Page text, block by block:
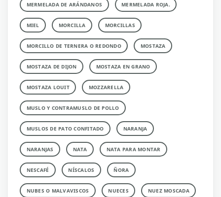
MERMELADA DE ARÁNDANOS MERMELADA ROJA.
MIEL MORCILLA MORCILLAS
MORCILLO DE TERNERA O REDONDO MOSTAZA
MOSTAZA DE DIJON MOSTAZA EN GRANO
MOSTAZA LOUIT MOZZARELLA
MUSLO Y CONTRAMUSLO DE POLLO
MUSLOS DE PATO CONFITADO NARANJA
NARANJAS NATA NATA PARA MONTAR
NESCAFÉ NÍSCALOS ÑORA
NUBES O MALVAVISCOS NUECES NUEZ MOSCADA